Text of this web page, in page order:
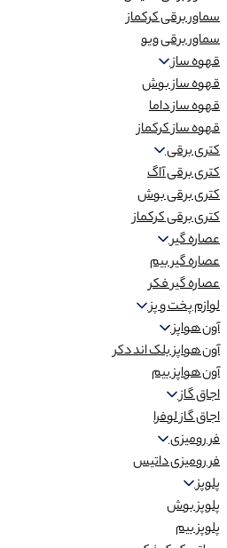
سماور برقی کرکماز
سماور برقی ویو
قهوه ساز
قهوه ساز بوش
قهوه ساز داما
قهوه ساز کرکماز
کتری برقی
کتری برقی آاگ
کتری برقی بوش
کتری برقی کرکماز
عصاره گیر
عصاره گیر بیم
عصاره گیر فکر
لوازم پخت و پز
آون هواپز
آون هواپز بلک اند دکر
آون هواپز بیم
اجاق گاز
اجاق گاز لوفرا
فر رومیزی
فر رومیزی داتیس
پلوپز
پلوپز بوش
پلوپز بیم